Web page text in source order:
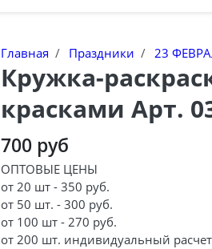
Главная Праздники 23
Кружка-
красками Арт.
700 руб
ОПТОВЫЕ ЦЕНЫ
от 20 шт - 350 руб.
от 50 шт. - 300 руб.
от 100 шт - 270 руб.
от 200 шт. индивидуальный расчет